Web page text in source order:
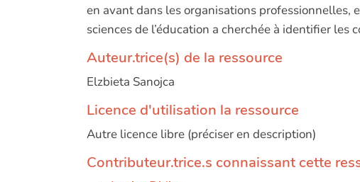
en avant dans les organisations professionnelles,
sciences de l’éducation a cherchée à identifier
Auteur.trice(s) de la ressource
Elzbieta Sanojca
Licence d'utilisation la ressource
Autre licence libre (préciser en description)
Contributeur.trice.s connaissant cette